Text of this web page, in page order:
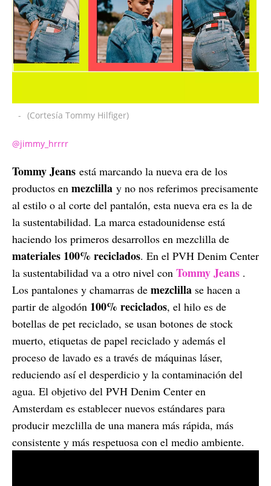
- (Cortesía Tommy Hilfiger)
@jimmy_hrrrr
Tommy Jeans está marcando la nueva era de los
productos en mezclilla y no nos referimos precisamente
al estilo o al corte del pantalón, esta nueva era es la de
la sustentabilidad. La marca estadounidense está
haciendo los primeros desarrollos en mezclilla de
materiales 100% reciclados. En el PVH Denim Center
la sustentabilidad va a otro nivel con Tommy Jeans .
Los pantalones y chamarras de mezclilla se hacen a
partir de algodón 100% reciclados, el hilo es de
botellas de pet reciclado, se usan botones de stock
muerto, etiquetas de papel reciclado y además el
proceso de lavado es a través de máquinas láser,
reduciendo así el desperdicio y la contaminación del
agua. El objetivo del PVH Denim Center en
Amsterdam es establecer nuevos estándares para
producir mezclilla de una manera más rápida, más
consistente y más respetuosa con el medio ambiente.